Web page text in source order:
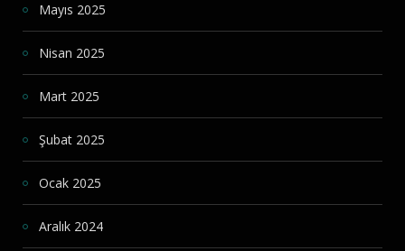
Mayıs 2025
Nisan 2025
Mart 2025
Şubat 2025
Ocak 2025
Aralık 2024